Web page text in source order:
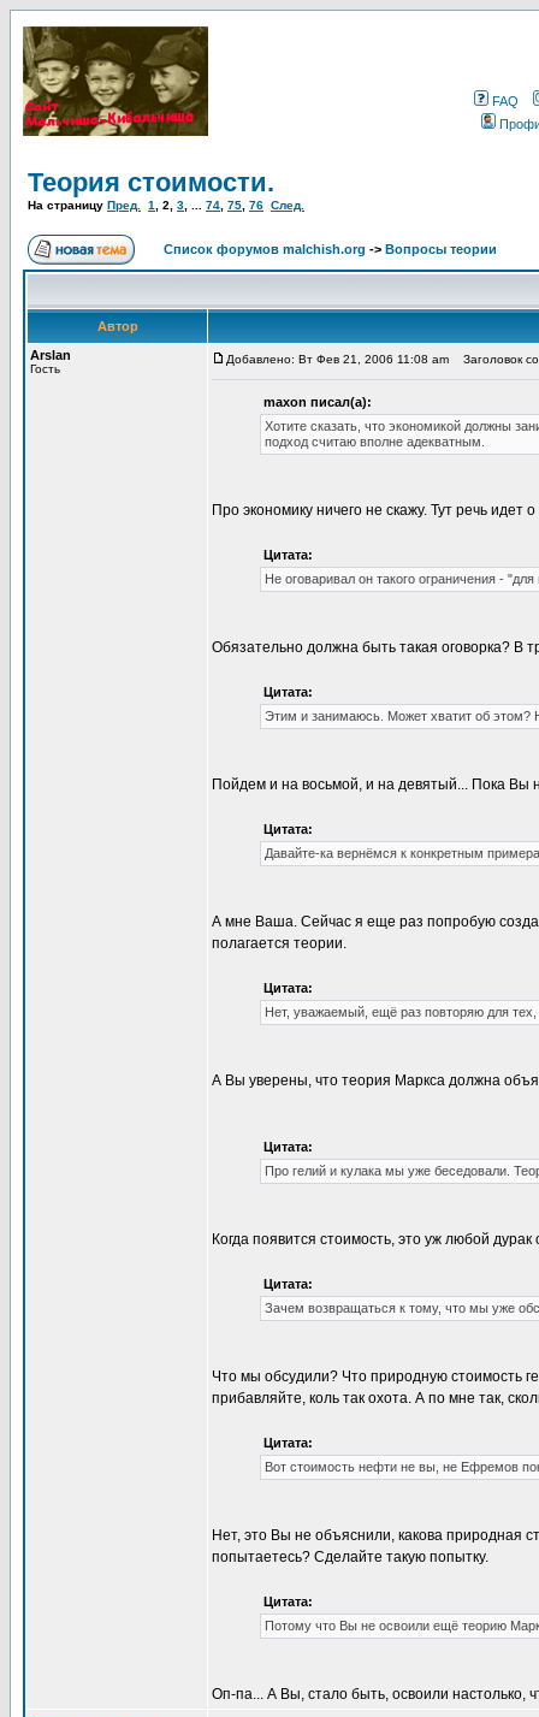
FAQ
Теория стоимости.
На страницу Пред. 1 2 3 74 75 76 След.
Список форумов malchish.org -> Вопросы теории
Автор
Arslan
Гость
Добавлено: Вт Фев 21, 2006 11:08 am Заголовок
maxon писал(а):
Хотите сказать, что экономикой должны
подход считаю вполне адекватным.
Про экономику ничего не скажу. Тут речь идет
Цитата:
Не оговаривал он такого ограничения -
Обязательно должна быть такая оговорка? В
Цитата:
Этим и занимаюсь. Может хватит об этом?
Пойдем и на восьмой, и на девятый... Пока Вы
Цитата:
Давайте-ка вернёмся к конкретным
А мне Ваша. Сейчас я еще раз попробую
полагается теории.
Цитата:
Нет, уважаемый, ещё раз повторяю для
А Вы уверены, что теория Маркса должна
Цитата:
Про гелий и кулака мы уже беседовали.
Когда появится стоимость, это уж любой
Цитата:
Зачем возвращаться к тому, что мы уже
Что мы обсудили? Что природную стоимость
прибавляйте, коль так охота. А по мне так,
Цитата:
Вот стоимость нефти не вы, не Ефремов
Нет, это Вы не объяснили, какова природная
попытаетесь? Сделайте такую попытку.
Цитата:
Потому что Вы не освоили ещё теорию
Оп-па... А Вы, стало быть, освоили настолько,